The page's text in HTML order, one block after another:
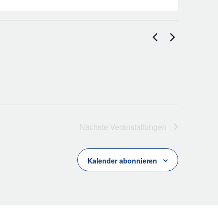
Nächste Veranstaltungen
Kalender abonnieren